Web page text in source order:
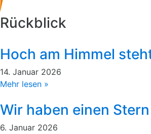
Rückblick
Hoch am Himmel
14. Januar 2026
Mehr lesen »
Wir haben einen
6. Januar 2026